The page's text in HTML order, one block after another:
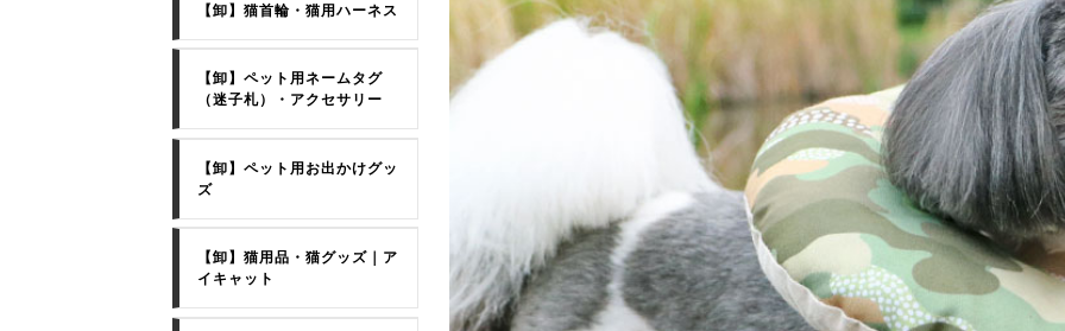
【卸】猫首輪・猫用ハーネス
【卸】ペット用ネームタグ
（迷子札）・アクセサリー
【卸】ペット用お出かけグッ
ズ
【卸】猫用品・猫グッズ｜ア
イキャット